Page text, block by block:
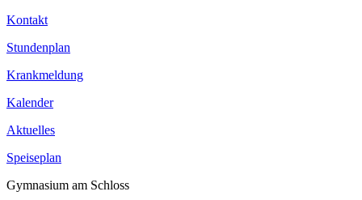
Kontakt
Stundenplan
Krankmeldung
Kalender
Aktuelles
Speiseplan
Gymnasium am Schloss